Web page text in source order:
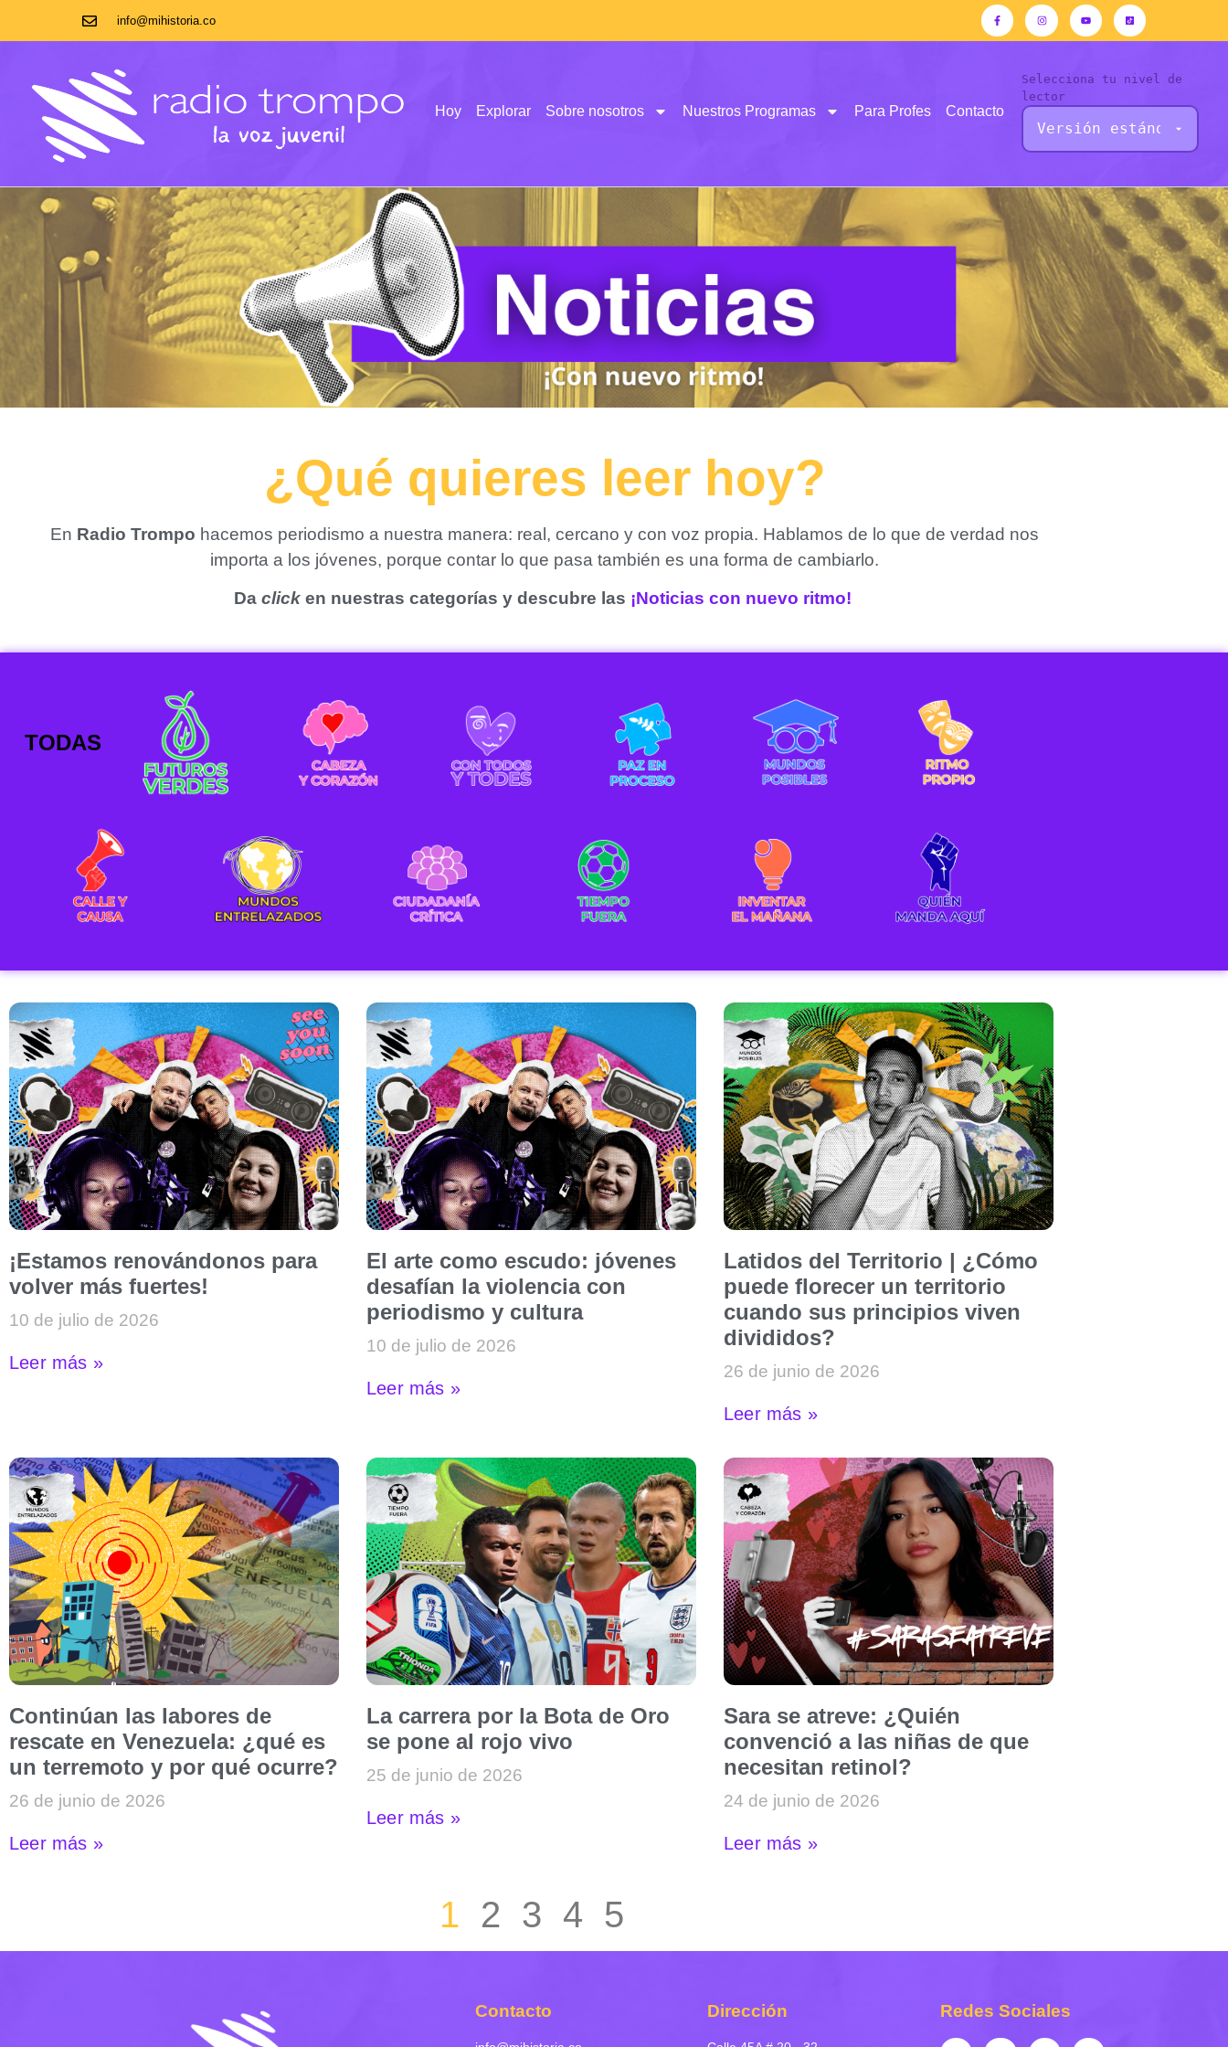
info@mihistoria.co
Hoy Explorar Sobre nosotros Nuestros Programas Para Profes Contacto
Selecciona tu nivel de
lector
¿Qué quieres leer hoy?
En Radio Trompo hacemos periodismo a nuestra manera: real, cercano y con voz propia. Hablamos de lo que de verdad nos
importa a los jóvenes, porque contar lo que pasa también es una forma de cambiarlo.
Da clicken nuestras categorías y descubre las ¡Noticias con nuevo ritmo!
TODAS
¡Estamos renovándonos para
volver más fuertes!
10 de julio de 2026
Leer más »
El arte como escudo: jóvenes
desafían la violencia con
periodismo y cultura
10 de julio de 2026
Leer más »
Latidos del Territorio | ¿Cómo
puede florecer un territorio
cuando sus principios viven
divididos?
26 de junio de 2026
Leer más »
Continúan las labores de
rescate en Venezuela: ¿qué es
un terremoto y por qué ocurre?
26 de junio de 2026
Leer más »
La carrera por la Bota de Oro
se pone al rojo vivo
25 de junio de 2026
Leer más »
Sara se atreve: ¿Quién
convenció a las niñas de que
necesitan retinol?
24 de junio de 2026
Leer más »
1 2 3 4 5
Contacto Dirección Redes Sociales